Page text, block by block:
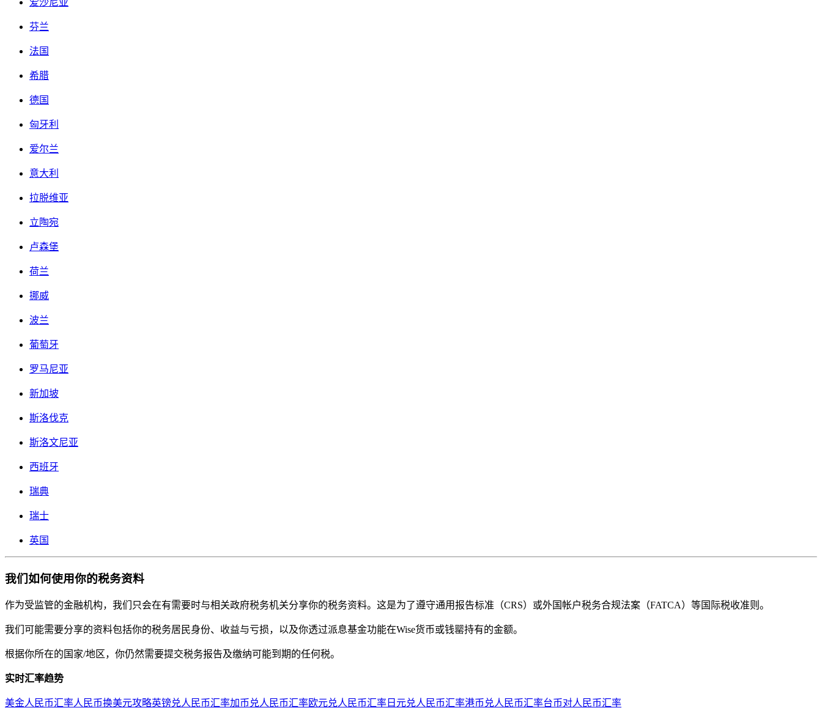
爱沙尼亚
芬兰
法国
希腊
德国
匈牙利
爱尔兰
意大利
拉脱维亚
立陶宛
卢森堡
荷兰
挪威
波兰
葡萄牙
罗马尼亚
新加坡
斯洛伐克
斯洛文尼亚
西班牙
瑞典
瑞士
英国
我们如何使用你的税务资料
作为受监管的金融机构，我们只会在有需要时与相关政府税务机关分享你的税务资料。这是为了遵守通用报告标准（CRS）或外国帐户税务合规法案（FATCA）等国际税收准则。
我们可能需要分享的资料包括你的税务居民身份、收益与亏损，以及你透过派息基金功能在Wise货币或钱罂持有的金额。
根据你所在的国家/地区，你仍然需要提交税务报告及缴纳可能到期的任何税。
实时汇率趋势
美金人民币汇率人民币换美元攻略英镑兑人民币汇率加币兑人民币汇率欧元兑人民币汇率 日元兑人民币汇率港币兑人民币汇率台币对人民币汇率